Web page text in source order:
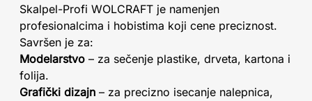
Skalpel-Profi WOLCRAFT je namenjen
profesionalcima i hobistima koji cene preciznost.
Savršen je za:
Modelarstvo – za sečenje plastike, drveta, kartona i
folija.
Grafički dizajn – za precizno isecanje nalepnica,